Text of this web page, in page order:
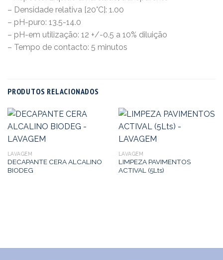
– Densidade relativa [20°C]: 1.00
– pH-puro: 13.5-14.0
– pH-em utilização: 12 +/-0.5 a 10% diluição
– Tempo de contacto: 5 minutos
PRODUTOS RELACIONADOS
LAVAGEM
DECAPANTE CERA ALCALINO
BIODEG
LAVAGEM
LIMPEZA PAVIMENTOS
ACTIVAL (5Lts)